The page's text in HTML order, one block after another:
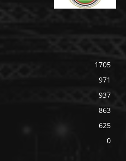
1705
971
937
863
625
0